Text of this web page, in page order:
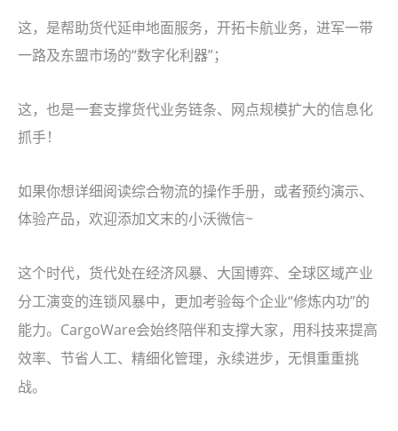
这，是帮助货代延申地面服务，开拓卡航业务，进军一带
一路及东盟市场的“数字化利器”；
这，也是一套支撑货代业务链条、网点规模扩大的信息化
抓手！
如果你想详细阅读综合物流的操作手册，或者预约演示、
体验产品，欢迎添加文末的小沃微信~
这个时代，货代处在经济风暴、大国博弈、全球区域产业
分工演变的连锁风暴中，更加考验每个企业“修炼内功”的
能力。CargoWare会始终陪伴和支撑大家，用科技来提高
效率、节省人工、精细化管理，永续进步，无惧重重挑
战。